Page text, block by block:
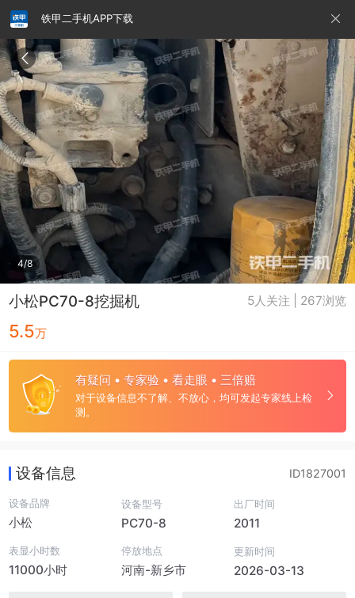
铁甲二手机APP下载
4/8
小松PC70-8挖掘机 5人关注 | 267浏览
5.5万
有疑问 • 专家验 • 看走眼 • 三倍赔
对于设备信息不了解、不放心，均可发起专家线上检
测。
请输入手机号
提
交
即
表
示
您
同
意
《隐
政
设备信息 ID1827001
设备品牌
小松
设备型号
PC70-8
出厂时间
2011
表显小时数
11000小时
停放地点
河南-新乡市
更新时间
2026-03-13
铁甲龙总部 4000099032 认证经纪人